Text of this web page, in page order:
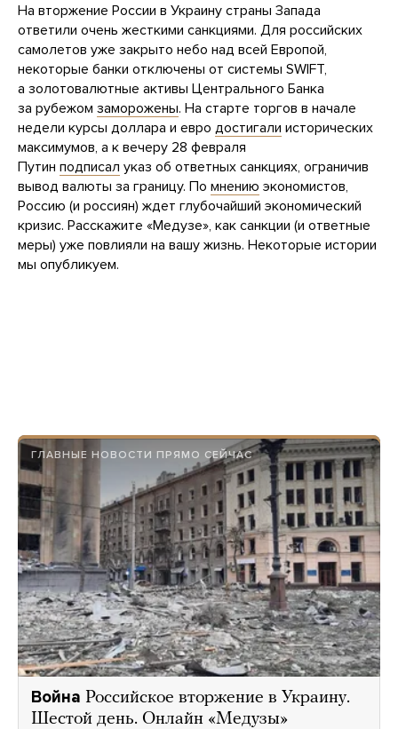
На вторжение России в Украину страны Запада
ответили очень жесткими санкциями. Для российских
самолетов уже закрыто небо над всей Европой,
некоторые банки отключены от системы SWIFT,
а золотовалютные активы Центрального Банка
за рубежом заморожены. На старте торгов в начале
недели курсы доллара и евро достигали исторических
максимумов, а к вечеру 28 февраля
Путин подписал указ об ответных санкциях, ограничив
вывод валюты за границу. По мнению экономистов,
Россию (и россиян) ждет глубочайший экономический
кризис. Расскажите «Медузе», как санкции (и ответные
меры) уже повлияли на вашу жизнь. Некоторые истории
мы опубликуем.
ГЛАВНЫЕ НОВОСТИ ПРЯМО СЕЙЧАС
Война Российское вторжение в Украину.
Шестой день. Онлайн «Медузы»